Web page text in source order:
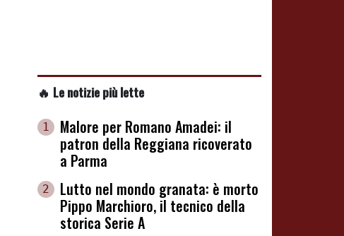
🔥 Le notizie più lette
1
Malore per Romano Amadei: il
patron della Reggiana ricoverato
a Parma
2
Lutto nel mondo granata: è morto
Pippo Marchioro, il tecnico della
storica Serie A